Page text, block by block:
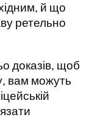
й що
ретельно
доказів, щоб
вам можуть